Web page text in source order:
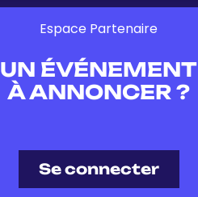
Espace Partenaire
UN ÉVÉNEMENT
À ANNONCER ?
Se connecter